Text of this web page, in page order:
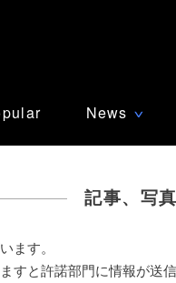
News ∨
記事、写
ます。
すと許諾部門に情報が送